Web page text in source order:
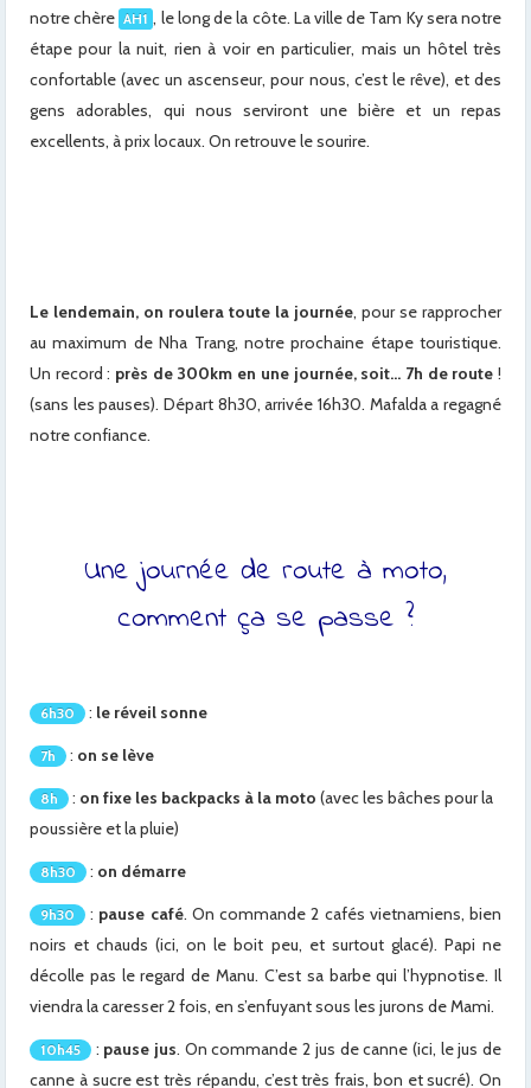
notre chère AH1 , le long de la côte. La ville de Tam Ky sera notre
étape pour la nuit, rien à voir en particulier, mais un hôtel très
confortable (avec un ascenseur, pour nous, c’est le rêve), et des
gens adorables, qui nous serviront une bière et un repas
excellents, à prix locaux. On retrouve le sourire.
Le lendemain, on roulera toute la journée, pour se rapprocher
au maximum de Nha Trang, notre prochaine étape touristique.
Un record : près de 300km en une journée, soit… 7h de route!
(sans les pauses). Départ 8h30, arrivée 16h30. Mafalda a regagné
notre confiance.
Une journée de route à moto,
comment ça se passe ?
6h30 : le réveil sonne
7h : on se lève
8h : on fixe les backpacks à la moto (avec les bâches pour la
poussière et la pluie)
8h30 : on démarre
9h30 : pause café. On commande 2 cafés vietnamiens, bien
noirs et chauds (ici, on le boit peu, et surtout glacé). Papi ne
décolle pas le regard de Manu. C’est sa barbe qui l’hypnotise. Il
viendra la caresser 2 fois, en s’enfuyant sous les jurons de Mami.
10h45 : pause jus. On commande 2 jus de canne (ici, le jus de
canne à sucre est très répandu, c’est très frais, bon et sucré). On